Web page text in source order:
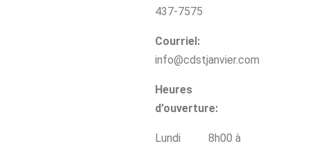
437-7575
Courriel:
info@cdstjanvier.com
Heures
d’ouverture:
Lundi 8h00 à